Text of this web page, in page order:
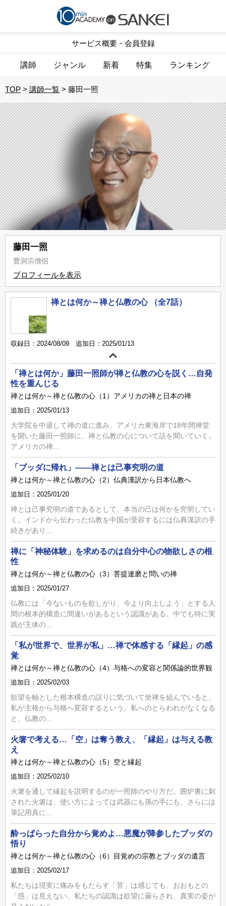
サービス概要・会員登録
講師 ジャンル 新着 特集 ランキング
TOP 講師一覧 藤田一照
藤田一照
曹洞宗僧侶
プロフィールを表示
禅とは何か～禅と仏教の心 （全7話）
収録日：2024/08/09 追加日：2025/01/13
「禅とは何か」藤田一照師が禅と仏教の心を説く…自発
性を重んじる
禅とは何か～禅と仏教の心（1）アメリカの禅と日本の禅
追加日：2025/01/13
大学院を中退して禅の道に進み、アメリカ東海岸で18年間禅堂
を開いた藤田一照師に、禅と仏教の心について話を聞いていく。
アメリカの禅...
「ブッダに帰れ」――禅とは己事究明の道
禅とは何か～禅と仏教の心（2）仏典漢訳から日本仏教へ
追加日：2025/01/20
禅とは己事究明の道であるとして、本当の己は何かを究明してい
く。インドから伝わった仏教を中国が受容するには仏典漢訳の手
続きがあり...
禅に「神秘体験」を求めるのは自分中心の物欲しさの根
性
禅とは何か～禅と仏教の心（3）菩提達磨と問いの禅
追加日：2025/01/27
仏教には「今ないものを欲しがり、今より向上しよう」とする人
間の根本的構造に間違いがあるという認識がある。中でも特に実
践が主体の...
「私が世界で、世界が私」…禅で体感する「縁起」の感
覚
禅とは何か～禅と仏教の心（4）与格への変容と関係論的世界観
追加日：2025/02/03
欲望を軸とした根本構造の誤りに気づいて坐禅を組んでいると、
私が主格から与格へ変容するという。私へのとらわれがなくなる
と、仏教の...
火箸で考える…「空」は奪う教え、「縁起」は与える教
え
禅とは何か～禅と仏教の心（5）空と縁起
追加日：2025/02/10
火箸を通して縁起を説明するのが一照師のやり方だ。囲炉裏に刺
された火箸は、使い方によっては武器にも孫の手にも、さらには
筆記用具に...
酔っぱらった自分から覚めよ…悪魔が降参したブッダの
悟り
禅とは何か～禅と仏教の心（6）目覚めの宗教とブッダの遺言
追加日：2025/02/17
私たちは現実に痛みをもたらす「苦」は感じても、おおもとの
「惑」は見えない、私たちの認識は欲望に曇らされ、真実の姿が